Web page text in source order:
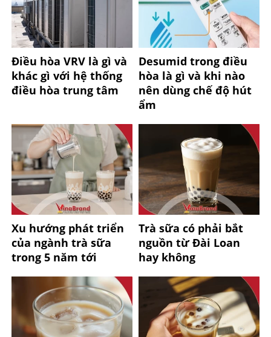
Điều hòa VRV là gì và
khác gì với hệ thống
điều hòa trung tâm
Desumid trong điều
hòa là gì và khi nào
nên dùng chế độ hút
ẩm
Xu hướng phát triển
của ngành trà sữa
trong 5 năm tới
Trà sữa có phải bắt
nguồn từ Đài Loan
hay không